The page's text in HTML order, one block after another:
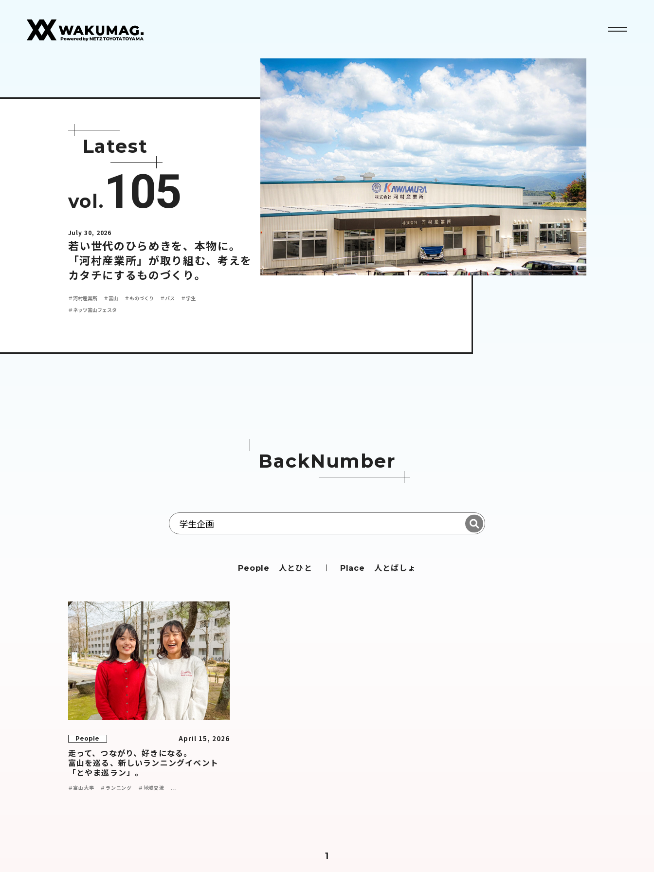
Latest
vol. 105
July 30, 2026
若い世代のひらめきを、本物に。
「河村産業所」が取り組む、考えを
カタチにするものづくり。
＃河村産業所 ＃富山 ＃ものづくり ＃バス
＃学生
＃ネッツ富山フェスタ
BackNumber
People 人とひと Place 人とばしょ
People April 15, 2026
走って、つながり、好きになる。
富山を巡る、新しいランニングイベント
「とやま巡ラン」。
＃富山大学 ＃ランニング ＃地域交流 ...
1